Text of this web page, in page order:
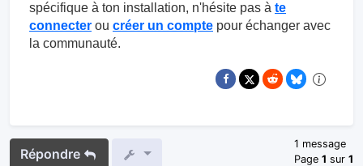
spécifique à ton installation, n'hésite pas à te
connecter ou créer un compte pour échanger avec
la communauté.
Répondre
1 message
Page 1 sur 1